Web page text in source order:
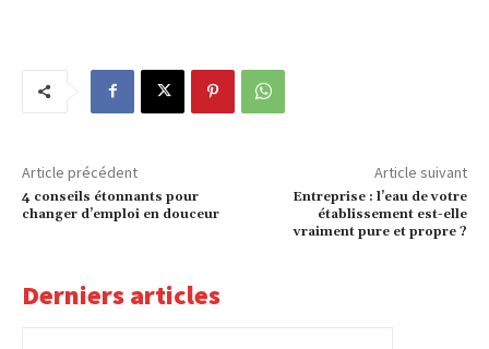
Article précédent
4 conseils étonnants pour
changer d’emploi en douceur
Article suivant
Entreprise : l’eau de votre
établissement est-elle
vraiment pure et propre ?
Derniers articles